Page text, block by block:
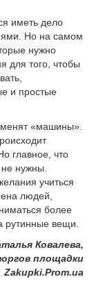
иметь дело
Но на самом
нужно
для того, чтобы
и простые
«машины».
главное, что
нужны.
учиться
людей,
более
рутинные вещи.
Ковалева,
площадки
Zakupki.Prom.ua